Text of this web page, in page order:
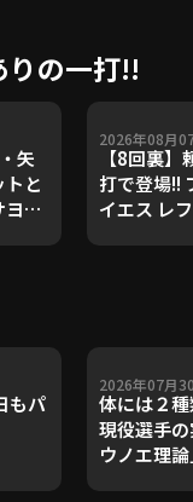
りの一打!!
矢
と
ナ
2026年08月
【8回裏
打で登場!!
イエス レ
もパ
2026年07月
体には２
現役選手
ウノエ理